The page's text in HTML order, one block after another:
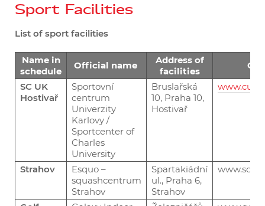
Sport Facilities
List of sport facilities
Name in
schedule
Official name
Address of
facilities
SC UK
Hostivař
Sportovní
centrum
Univerzity
Karlovy /
Sportcenter of
Charles
University
Bruslařská
10, Praha 10,
Hostivař
Strahov
Esquo –
squashcentrum
Strahov
Spartakiádní
ul., Praha 6,
Strahov
www